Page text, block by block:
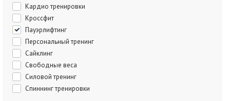
Кардио тренировки
Кроссфит
Пауэрлифтинг
Персональный тренинг
Сайклинг
Свободные веса
Силовой тренинг
Спиннинг тренировки